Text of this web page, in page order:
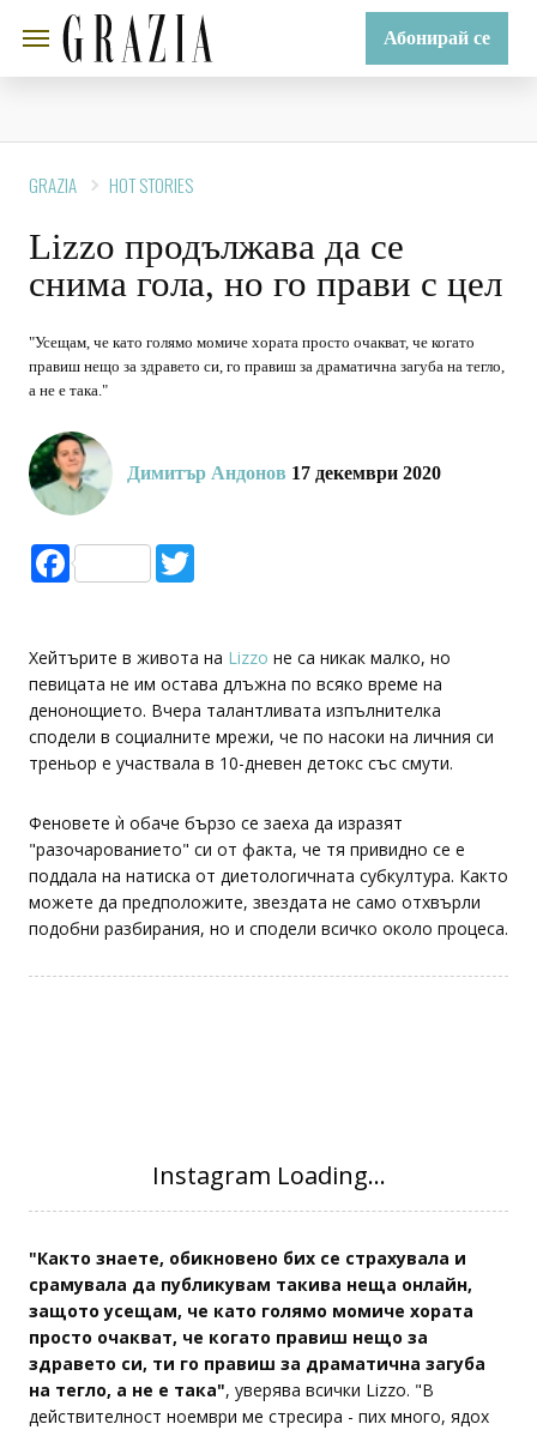
Абонирай се
GRAZIA HOT STORIES
Lizzo продължава да се
снима гола, но го прави с цел
"Усещам, че като голямо момиче хората просто очакват, че когато
правиш нещо за здравето си, го правиш за драматична загуба на тегло,
а не е така."
Димитър Андонов 17 декември 2020
Facebook
Хейтърите в живота на Lizzo не са никак малко, но
певицата не им остава длъжна по всяко време на
денонощието. Вчера талантливата изпълнителка
сподели в социалните мрежи, че по насоки на личния си
треньор е участвала в 10-дневен детокс със смути.
Феновете ѝ обаче бързо се заеха да изразят
"разочарованието" си от факта, че тя привидно се е
поддала на натиска от диетологичната субкултура. Както
можете да предположите, звездата не само отхвърли
подобни разбирания, но и сподели всичко около процеса.
"Както знаете, обикновено бих се страхувала и
срамувала да публикувам такива неща онлайн,
защото усещам, че като голямо момиче хората
просто очакват, че когато правиш нещо за
здравето си, ти го правиш за драматична загуба
на тегло, а не е така", уверява всички Lizzo. "В
действителност ноември ме стресира - пих много, ядох